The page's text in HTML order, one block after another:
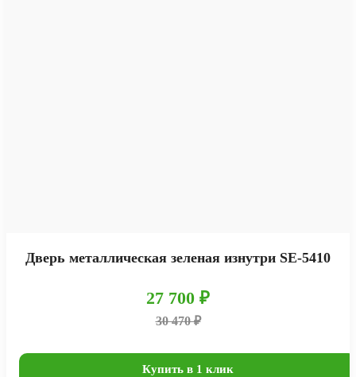
Дверь металлическая зеленая изнутри SE-5410
27 700 ₽
30 470 ₽
Купить в 1 клик